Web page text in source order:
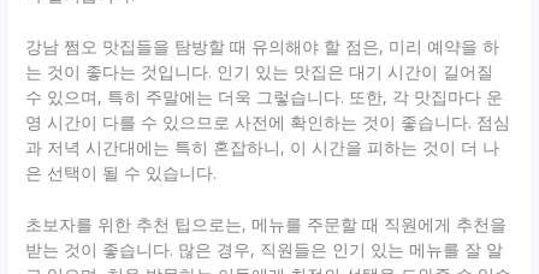
강남 쩜오 맛집들을 탐방할 때 유의해야 할 점은, 미리 예약을 하
는 것이 좋다는 것입니다. 인기 있는 맛집은 대기 시간이 길어질
수 있으며, 특히 주말에는 더욱 그렇습니다. 또한, 각 맛집마다 운
영 시간이 다를 수 있으므로 사전에 확인하는 것이 좋습니다. 점심
과 저녁 시간대에는 특히 혼잡하니, 이 시간을 피하는 것이 더 나
은 선택이 될 수 있습니다.
초보자를 위한 추천 팁으로는, 메뉴를 주문할 때 직원에게 추천을
받는 것이 좋습니다. 많은 경우, 직원들은 인기 있는 메뉴를 잘 알